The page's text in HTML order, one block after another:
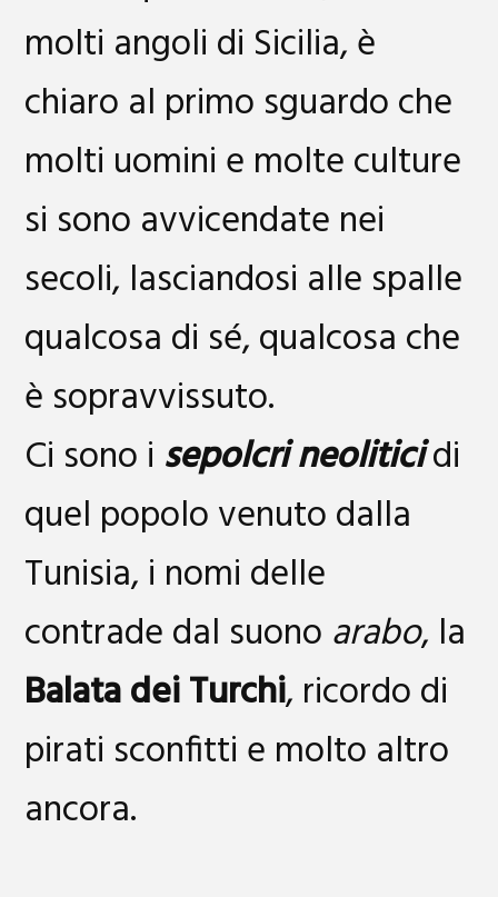
molti angoli di Sicilia, è
chiaro al primo sguardo che
molti uomini e molte culture
si sono avvicendate nei
secoli, lasciandosi alle spalle
qualcosa di sé, qualcosa che
è sopravvissuto.
Ci sono i sepolcri neoliticidi
quel popolo venuto dalla
Tunisia, i nomi delle
contrade dal suono arabo, la
Balata dei Turchi, ricordo di
pirati sconfitti e molto altro
ancora.